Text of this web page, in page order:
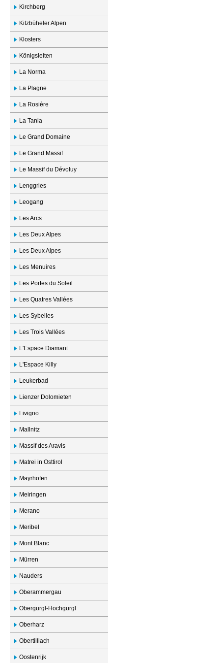
Kirchberg
Kitzbüheler Alpen
Klosters
Königsleiten
La Norma
La Plagne
La Rosière
La Tania
Le Grand Domaine
Le Grand Massif
Le Massif du Dévoluy
Lenggries
Leogang
Les Arcs
Les Deux Alpes
Les Deux Alpes
Les Menuires
Les Portes du Soleil
Les Quatres Vallées
Les Sybelles
Les Trois Vallées
L'Espace Diamant
L'Espace Killy
Leukerbad
Lienzer Dolomieten
Livigno
Mallnitz
Massif des Aravis
Matrei in Osttirol
Mayrhofen
Meiringen
Merano
Meribel
Mont Blanc
Mürren
Nauders
Oberammergau
Obergurgl-Hochgurgl
Oberharz
Obertilliach
Oostenrijk